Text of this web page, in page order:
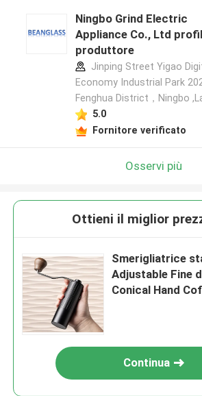
Ningbo Grind Electric
Appliance Co., Ltd
produttore
Jinping Street Yigao
Economy Industrial Park
Fenghua District，Ningbo
5.0
Fornitore verificato
Osservi più
Ottieni il miglior
Smerigliatrice
Adjustable Fine
Conical Hand
Continua